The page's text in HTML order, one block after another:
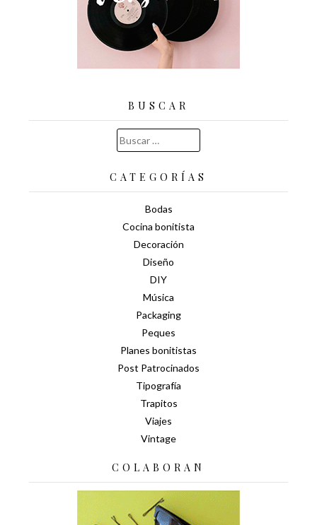
BUSCAR
Buscar:
CATEGORÍAS
Bodas
Cocina bonitista
Decoración
Diseño
DIY
Música
Packaging
Peques
Planes bonitistas
Post Patrocinados
Tipografía
Trapitos
Viajes
Vintage
COLABORAN